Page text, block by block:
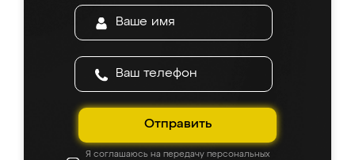
Отправить
Я соглашаюсь на передачу персональных